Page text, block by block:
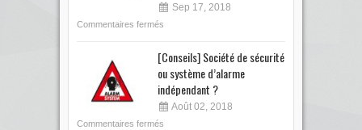
Sep 17, 2018
Commentaires fermés
[Conseils] Société de sécurité
ou système d’alarme
indépendant ?
Août 02, 2018
Commentaires fermés